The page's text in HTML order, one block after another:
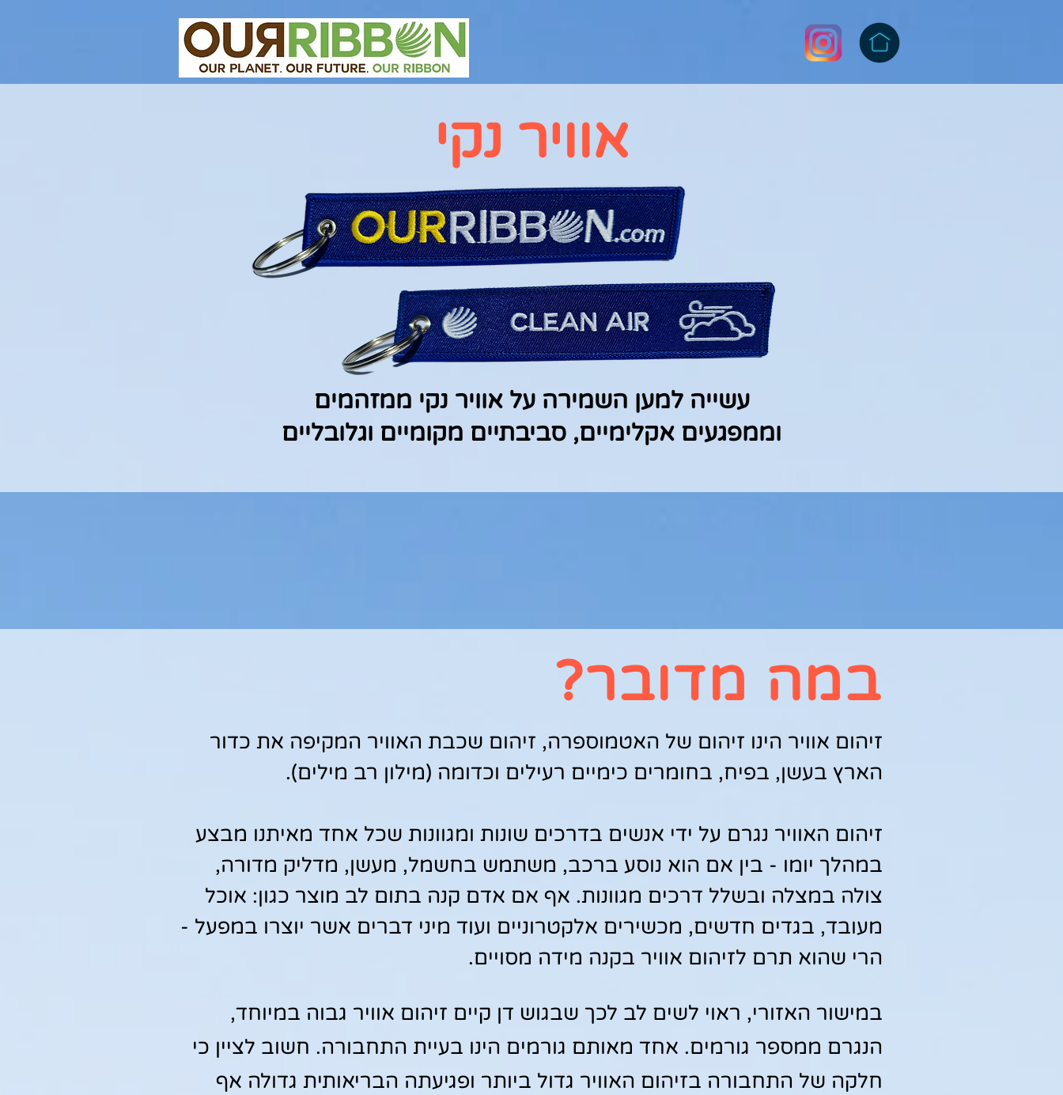
אוויר נקי
עשייה למען השמירה על אוויר נקי ממזהמים
וממפגעים אקלימיים, סביבתיים מקומיים וגלובליים
במה מדובר?
זיהום אוויר הינו זיהום של האטמוספרה, זיהום שכבת האוויר המקיפה את כדור
הארץ בעשן, בפיח, בחומרים כימיים רעילים וכדומה (מילון רב מילים).
זיהום האוויר נגרם על ידי אנשים בדרכים שונות ומגוונות שכל אחד מאיתנו מבצע
במהלך יומו - בין אם הוא נוסע ברכב, משתמש בחשמל, מעשן, מדליק מדורה,
צולה במצלה ובשלל דרכים מגוונות. אף אם אדם קנה בתום לב מוצר כגון: אוכל
מעובד, בגדים חדשים, מכשירים אלקטרוניים ועוד מיני דברים אשר יוצרו במפעל -
הרי שהוא תרם לזיהום אוויר בקנה מידה מסויים.
במישור האזורי, ראוי לשים לב לכך שבגוש דן קיים זיהום אוויר גבוה במיוחד,
הנגרם ממספר גורמים. אחד מאותם גורמים הינו בעיית התחבורה. חשוב לציין כי
חלקה של התחבורה בזיהום האוויר גדול ביותר ופגיעתה הבריאותית גדולה אף